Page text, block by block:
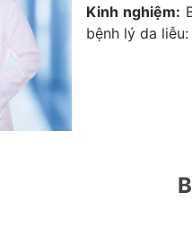
Kinh nghiệm:
bệnh lý da